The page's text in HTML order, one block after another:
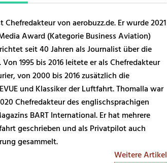
Chefredakteur von aerobuzz.de. Er wurde 2021
Award (Kategorie Business Aviation)
seit 40 Jahren als Journalist über die
1995 bis 2016 leitete er als Chefredakteur
von 2000 bis 2016 zusätzlich die
und Klassiker der Luftfahrt. Thomalla war
Chefredakteur des englischsprachigen
BART International. Er hat mehrere
geschrieben und als Privatpilot auch
gesammelt.
Weitere Artikel